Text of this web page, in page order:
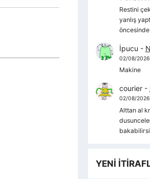
Restini
yanlış
İpucu -
02/08/2026
Makine
courier-
02/08/2026
Alttan al
YENİ